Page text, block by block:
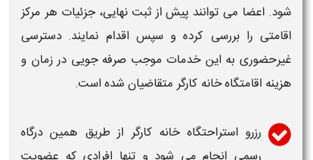
شود. اعضا می توانند پیش از ثبت نهایی، جزئیات هر مرکز
اقامتی را بررسی کرده و سپس اقدام نمایند. دسترسی
غیرحضوری به این خدمات موجب صرفه جویی در زمان و
هزینه اقامتگاه خانه کارگر متقاضیان شده است.
رزرو استراحتگاه خانه کارگر از طریق همین درگاه